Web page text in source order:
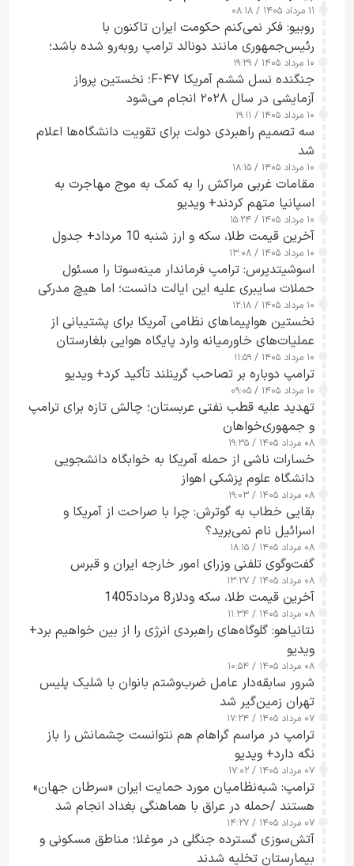
۱۱ مرداد ۱۴۰۵ / ۰۸:۱۸
روبیو: فکر نمی‌کنم حکومت ایران تاکنون با
رئیس‌جمهوری مانند دونالد ترامپ روبه‌رو شده باشد؛
کسی که واقعاً دست به اقدام می‌زند
۱۰ مرداد ۱۴۰۵ / ۱۹:۲۹
جنگنده نسل ششم آمریکا F-۴۷؛ نخستین پرواز
آزمایشی در سال ۲۰۲۸ انجام می‌شود
۱۰ مرداد ۱۴۰۵ / ۱۹:۱۱
سه تصمیم راهبردی دولت برای تقویت دانشگاه‌ها اعلام
شد
۱۰ مرداد ۱۴۰۵ / ۱۸:۱۵
مقامات غربی مراکش را به کمک به موج مهاجرت به
اسپانیا متهم کردند+ ویدیو
۱۰ مرداد ۱۴۰۵ / ۱۵:۲۴
آخرین قیمت طلا، سکه و ارز شنبه 10 مرداد+ جدول
۱۰ مرداد ۱۴۰۵ / ۱۳:۰۸
اسوشیتدپرس: ترامپ فرماندار مینه‌سوتا را مسئول
حملات سایبری علیه این ایالت دانست؛ اما هیچ مدرکی
ارائه نکرد
۱۰ مرداد ۱۴۰۵ / ۱۲:۱۸
نخستین هواپیماهای نظامی آمریکا برای پشتیبانی از
عملیات‌های خاورمیانه وارد پایگاه هوایی بلغارستان
شدند
۱۰ مرداد ۱۴۰۵ / ۱۱:۵۹
ترامپ دوباره بر تصاحب گرینلند تأکید کرد+ ویدیو
۱۰ مرداد ۱۴۰۵ / ۰۹:۰۵
تهدید علیه قطب نفتی عربستان؛ چالش تازه برای ترامپ
و جمهوری‌خواهان
۰۸ مرداد ۱۴۰۵ / ۱۹:۳۵
خسارات ناشی از حمله آمریکا به خوابگاه دانشجویی
دانشگاه علوم پزشکی اهواز
۰۸ مرداد ۱۴۰۵ / ۱۹:۰۳
بقایی خطاب به گوترش: چرا با صراحت از آمریکا و
اسرائیل نام نمی‌برید؟
۰۸ مرداد ۱۴۰۵ / ۱۸:۱۵
گفت‌وگوی تلفنی وزرای امور خارجه ایران و قبرس
۰۸ مرداد ۱۴۰۵ / ۱۳:۲۷
آخرین قیمت طلا، سکه ودلار8 مرداد1405
۰۸ مرداد ۱۴۰۵ / ۱۱:۳۴
نتانیاهو: گلوگاه‌های راهبردی انرژی را از بین خواهیم برد+
ویدیو
۰۸ مرداد ۱۴۰۵ / ۱۰:۵۴
شرور سابقه‌دار عامل ضرب‌وشتم بانوان با شلیک پلیس
تهران زمین‌گیر شد
۰۷ مرداد ۱۴۰۵ / ۱۷:۲۴
ترامپ در مراسم گراهام هم نتوانست چشمانش را باز
نگه دارد+ ویدیو
۰۷ مرداد ۱۴۰۵ / ۱۷:۰۲
ترامپ: شبه‌نظامیان مورد حمایت ایران «سرطان جهان»
هستند /حمله در عراق با هماهنگی بغداد انجام شد
۰۷ مرداد ۱۴۰۵ / ۱۴:۲۷
آتش‌سوزی گسترده جنگلی در موغلا؛ مناطق مسکونی و
بیمارستان تخلیه شدند